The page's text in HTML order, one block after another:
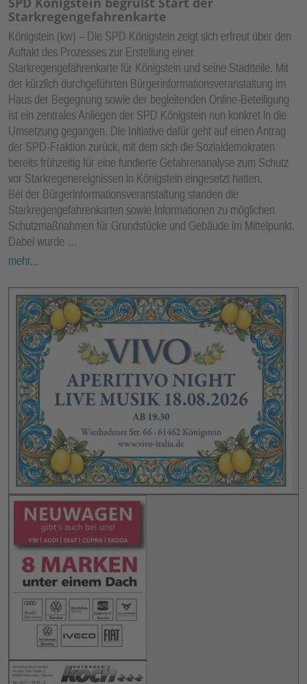
Starkregengefahrenkarte
Königstein (kw) – Die SPD Königstein zeigt sich erfreut über den
Auftakt des Prozesses zur Erstellung einer
Starkregengefahrenkarte für Königstein und seine Stadtteile. Mit
der kürzlich durchgeführten Bürgerinformationsveranstaltung im
Haus der Begegnung sowie der begleitenden Online-Beteiligung
ist ein zentrales Anliegen der SPD Königstein nun konkret in die
Umsetzung gegangen. Die Initiative dafür geht auf einen Antrag
der SPD-Fraktion zurück, mit dem sich die Sozialdemokraten
bereits frühzeitig für eine fundierte Gefahrenanalyse zum Schutz
vor Starkregenereignissen in Königstein eingesetzt hatten.
Bei der Bürgerinformationsveranstaltung standen die
Starkregengefahrenkarten sowie Informationen zu möglichen
Schutzmaßnahmen für Grundstücke und Gebäude im Mittelpunkt.
Dabei wurde …
mehr...